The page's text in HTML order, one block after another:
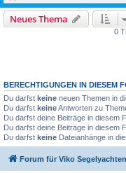
Neues Thema
0
BERECHTIGUNGEN IN DIESEM
Du darfst keine neuen Themen in
Du darfst keineAntworten zu
Du darfst deine Beiträge in diesem
Du darfst deine Beiträge in diesem
Du darfst keine Dateianhänge in
Forum für Viko Segelyachten